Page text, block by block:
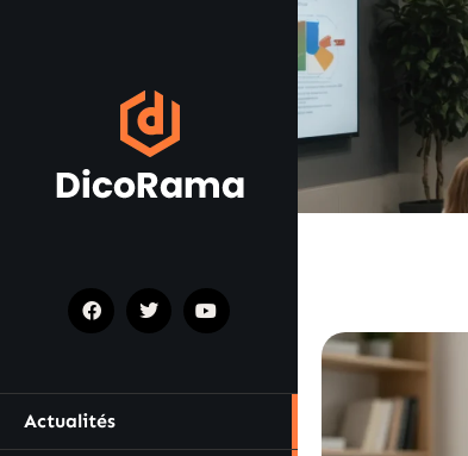
Actualités